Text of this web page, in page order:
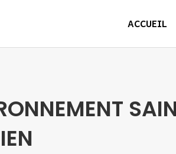
ACCUEIL